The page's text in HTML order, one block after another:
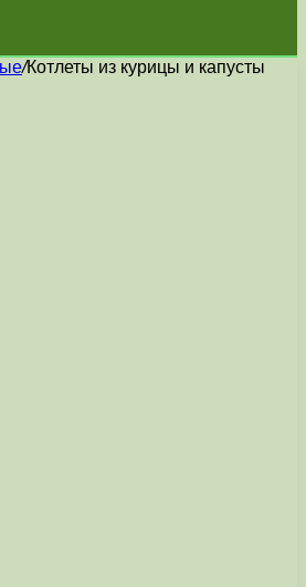
/Котлеты из курицы и капусты